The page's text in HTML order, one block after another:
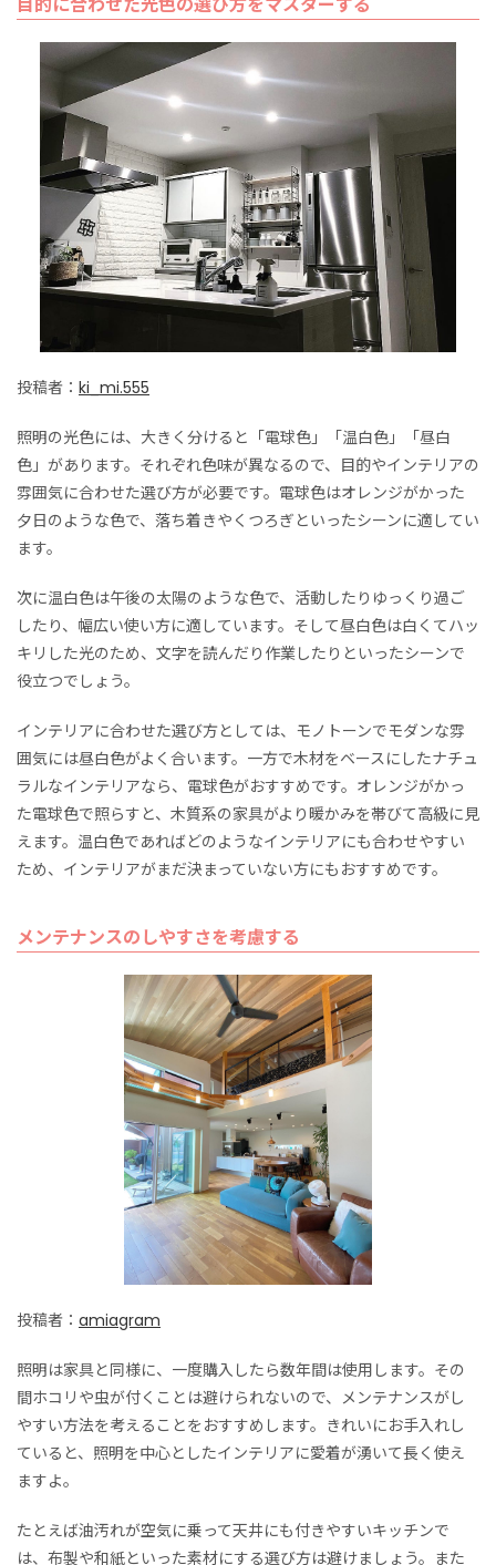
目的に合わせた光色の選び方をマスターする
投稿者： ki_mi.555
照明の光色には、大きく分けると「電球色」「温白色」「昼白
色」があります。それぞれ色味が異なるので、目的やインテリアの
雰囲気に合わせた選び方が必要です。電球色はオレンジがかった
夕日のような色で、落ち着きやくつろぎといったシーンに適してい
ます。
次に温白色は午後の太陽のような色で、活動したりゆっくり過ご
したり、幅広い使い方に適しています。そして昼白色は白くてハッ
キリした光のため、文字を読んだり作業したりといったシーンで
役立つでしょう。
インテリアに合わせた選び方としては、モノトーンでモダンな雰
囲気には昼白色がよく合います。一方で木材をベースにしたナチュ
ラルなインテリアなら、電球色がおすすめです。オレンジがかっ
た電球色で照らすと、木質系の家具がより暖かみを帯びて高級に見
えます。温白色であればどのようなインテリアにも合わせやすい
ため、インテリアがまだ決まっていない方にもおすすめです。
メンテナンスのしやすさを考慮する
投稿者： amiagram
照明は家具と同様に、一度購入したら数年間は使用します。その
間ホコリや虫が付くことは避けられないので、メンテナンスがし
やすい方法を考えることをおすすめします。きれいにお手入れし
ていると、照明を中心としたインテリアに愛着が湧いて長く使え
ますよ。
たとえば油汚れが空気に乗って天井にも付きやすいキッチンで
は、布製や和紙といった素材にする選び方は避けましょう。また